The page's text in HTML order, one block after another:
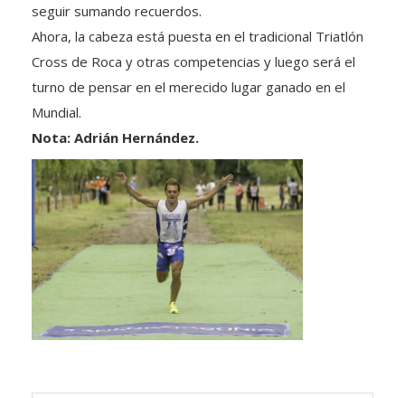
seguir sumando recuerdos.
Ahora, la cabeza está puesta en el tradicional Triatlón
Cross de Roca y otras competencias y luego será el
turno de pensar en el merecido lugar ganado en el
Mundial.
Nota: Adrián Hernández.